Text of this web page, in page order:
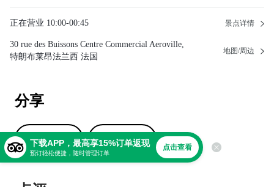
正在营业 10:00-00:45 景点详情
30 rue des Buissons Centre Commercial Aeroville,
特朗布莱昂法兰西 法国
地图/周边
分享
撰写点评 上传照片
下载APP，最高享15%订单返现
预订轻松便捷，随时管理订单
点击查看